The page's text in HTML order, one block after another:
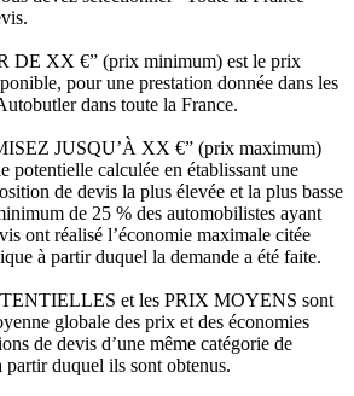
DE XX €” (prix minimum) est le prix
pour une prestation donnée dans les
dans toute la France.
JUSQU’À XX €” (prix maximum)
potentielle calculée en établissant une
de devis la plus élevée et la plus basse
de 25 % des automobilistes ayant
ont réalisé l’économie maximale citée
à partir duquel la demande a été faite.
et les PRIX MOYENS sont
globale des prix et des économies
de devis d’une même catégorie de
partir duquel ils sont obtenus.